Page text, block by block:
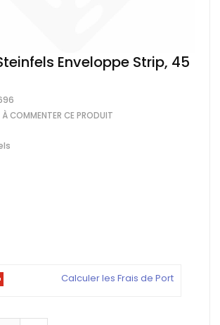
Enveloppe Strip, 45
À COMMENTER CE PRODUIT
Calculer les Frais de Port